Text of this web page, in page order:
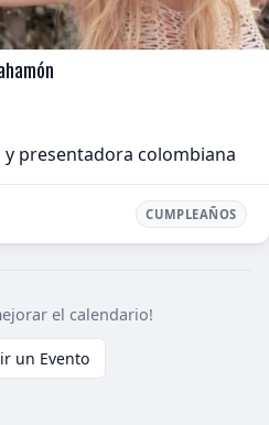
presentadora colombiana
CUMPLEAÑOS
el calendario!
un Evento